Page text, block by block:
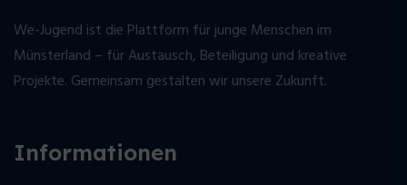
We-Jugend ist die Plattform für junge Menschen im
Münsterland – für Austausch, Beteiligung und kreative
Projekte. Gemeinsam gestalten wir unsere Zukunft.
Informationen